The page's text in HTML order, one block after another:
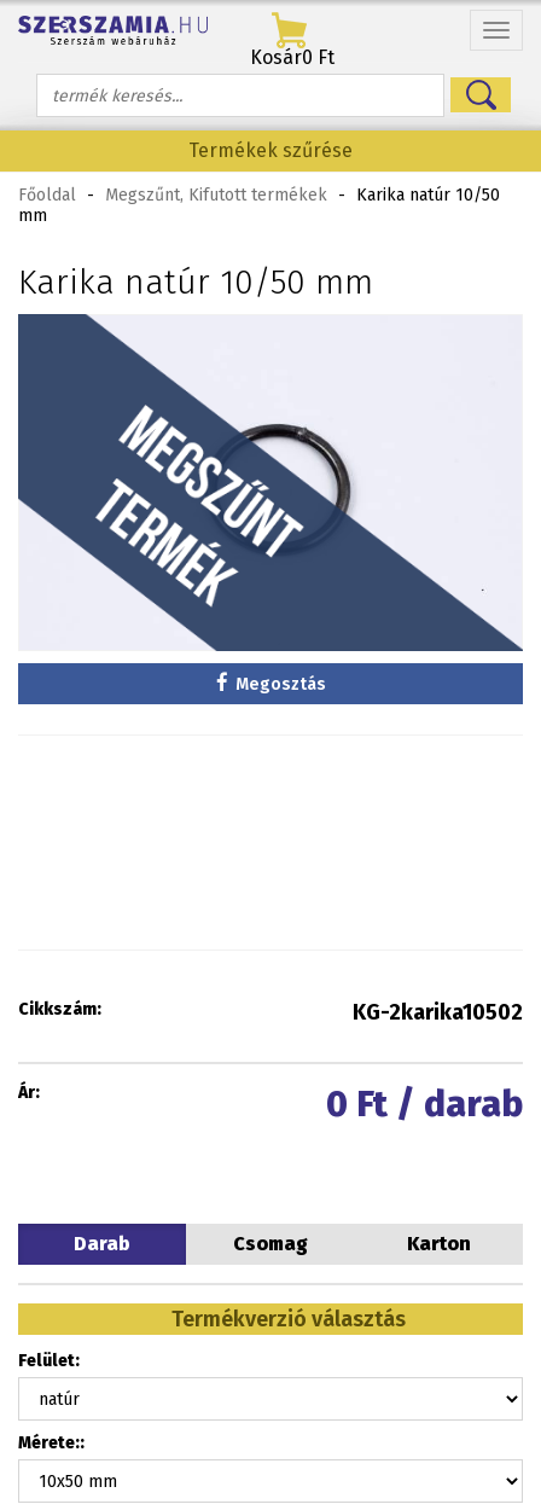
Menü
Kosár0 Ft
Termékek szűrése
Főoldal - Megszűnt, Kifutott termékek -
Karika natúr 10/50
mm
Karika natúr 10/50 mm
Megosztás
Cikkszám: KG-2karika10502
Ár: 0 Ft / darab
Darab Csomag Karton
Termékverzió választás
Felület:
Mérete::